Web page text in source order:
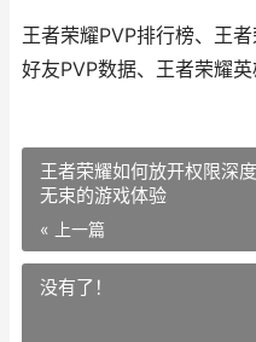
王者荣耀PVP排行榜、王
好友PVP数据、王者荣耀
王者荣耀如何放开权限深
无束的游戏体验
« 上一篇
没有了！